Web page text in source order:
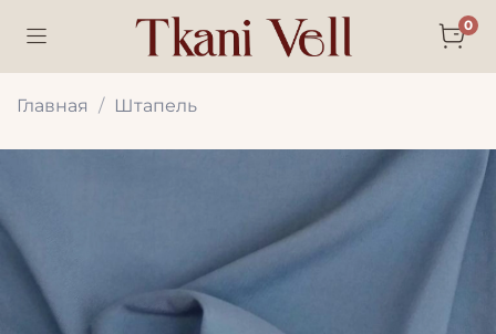
0
Главная Штапель